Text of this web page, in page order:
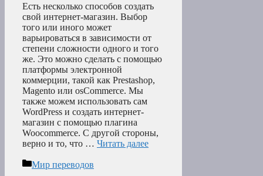
Есть несколько способов создать
свой интернет-магазин. Выбор
того или иного может
варьироваться в зависимости от
степени сложности одного и того
же. Это можно сделать с помощью
платформы электронной
коммерции, такой как Prestashop,
Magento или osCommerce. Мы
также можем использовать сам
WordPress и создать интернет-
магазин с помощью плагина
Woocommerce. С другой стороны,
верно и то, что … Читать далее
Рубрики
Мир переводов